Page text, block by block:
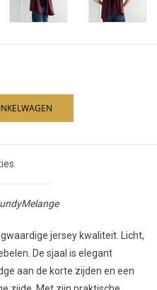
jersey kwaliteit. Licht,
De sjaal is elegant
aan de korte zijden en een